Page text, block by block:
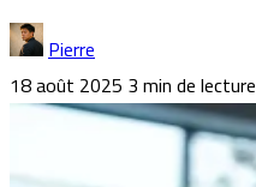
Pierre
18 août 2025 3 min de lecture